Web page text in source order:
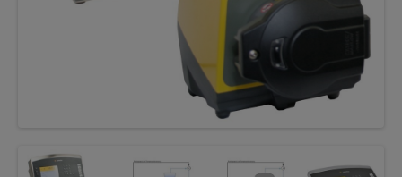
Controller